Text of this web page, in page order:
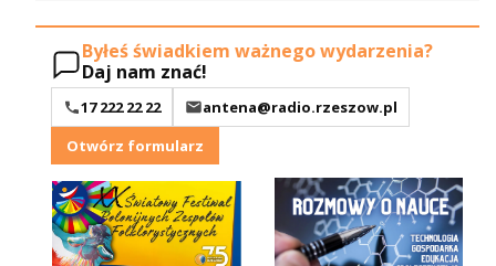
Byłeś świadkiem ważnego wydarzenia?
Daj nam znać!
17 222 22 22
antena@radio.rzeszow.pl
Otwórz formularz